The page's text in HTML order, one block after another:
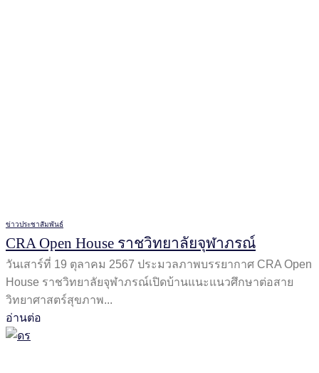
ข่าวประชาสัมพันธ์
CRA Open House ราชวิทยาลัยจุฬาภรณ์
วันเสาร์ที่ 19 ตุลาคม 2567 ประมวลภาพบรรยากาศ CRA Open
House ราชวิทยาลัยจุฬาภรณ์เปิดบ้านแนะแนวศึกษาต่อสาย
วิทยาศาสตร์สุขภาพ...
อ่านต่อ